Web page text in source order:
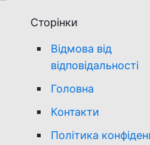
Сторінки
Відмова від
відповідальності
Головна
Контакти
Політика